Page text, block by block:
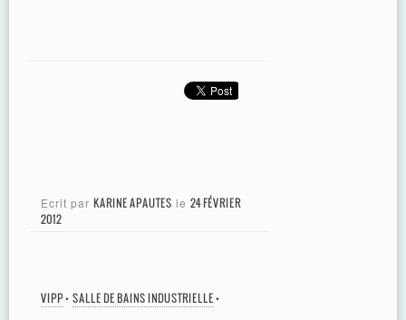
Ecrit par KARINE APAUTES le 24 FÉVRIER
2012
VIPP• SALLE DE BAINS INDUSTRIELLE•